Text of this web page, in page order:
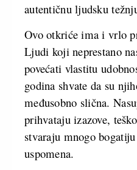
autentičnu ljudsku
Ovo otkriće ima i vrlo
Ljudi koji neprestano
povećati vlastitu
godina shvate da su
međusobno slična.
prihvataju izazove,
stvaraju mnogo
uspomena.